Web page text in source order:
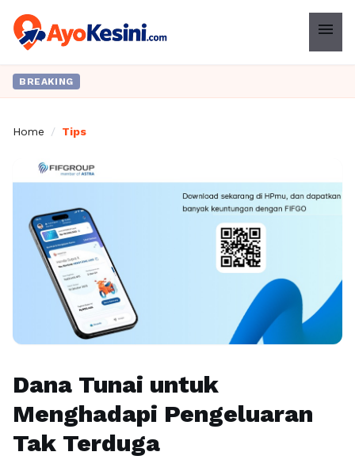
menu
BREAKING
Home / Tips
Dana Tunai untuk
Menghadapi Pengeluaran
Tak Terduga